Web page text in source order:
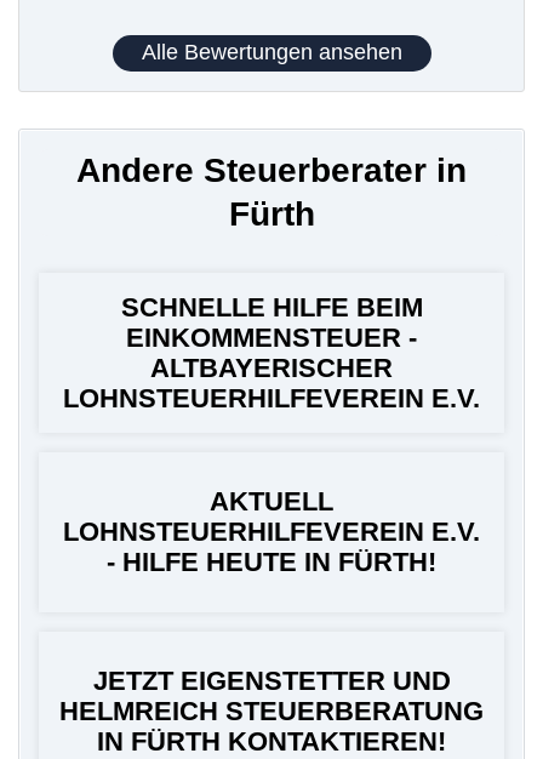
Alle Bewertungen ansehen
Andere Steuerberater in
Fürth
SCHNELLE HILFE BEIM
EINKOMMENSTEUER -
ALTBAYERISCHER
LOHNSTEUERHILFEVEREIN E.V.
AKTUELL
LOHNSTEUERHILFEVEREIN E.V.
- HILFE HEUTE IN FÜRTH!
JETZT EIGENSTETTER UND
HELMREICH STEUERBERATUNG
IN FÜRTH KONTAKTIEREN!